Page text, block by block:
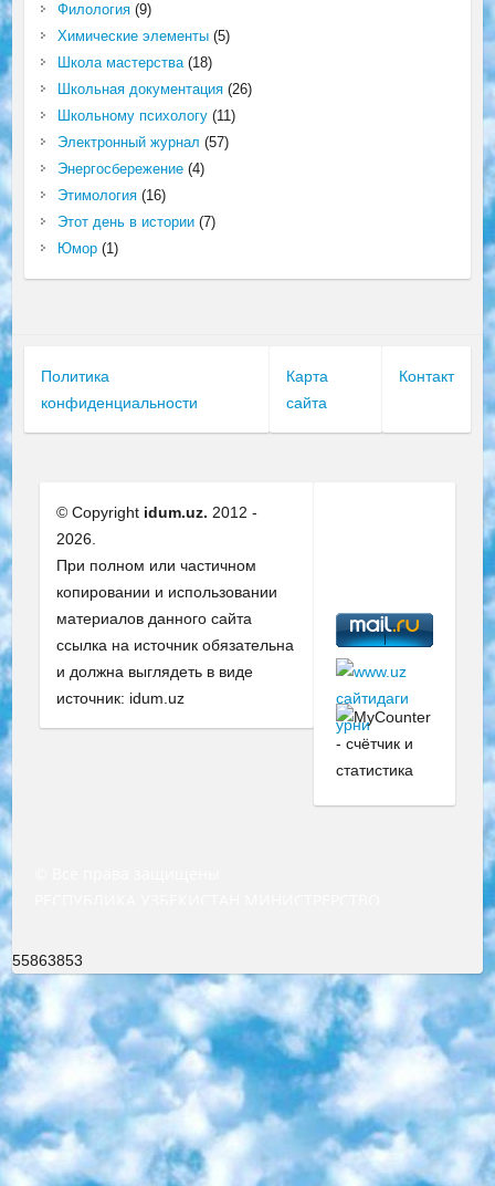
Филология(9)
Химические элементы(5)
Школа мастерства(18)
Школьная документация(26)
Школьному психологу(11)
Электронный журнал (57)
Энергосбережение(4)
Этимология(16)
Этот день в истории(7)
Юмор(1)
Политика
конфиденциальности
Карта
сайта
Контакт
© Copyright idum.uz. 2012 -
2026.
При полном или частичном
копировании и использовании
материалов данного сайта
ссылка на источник обязательна
и должна выглядеть в виде
источник: idum.uz
55863853